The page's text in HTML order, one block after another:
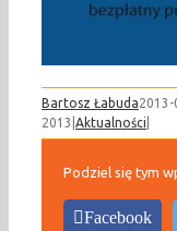
Bartosz Łabuda2013-
2013 Aktualności
Podziel się tym
Facebook